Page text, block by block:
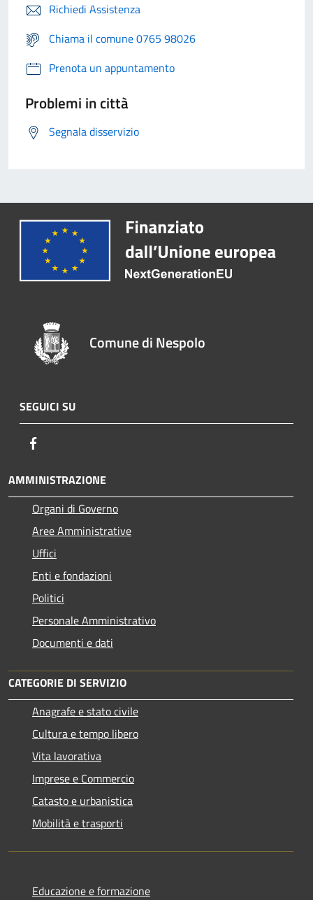
Richiedi Assistenza
Chiama il comune 0765 98026
Prenota un appuntamento
Problemi in città
Segnala disservizio
Comune di Nespolo
SEGUICI SU
AMMINISTRAZIONE
Organi di Governo
Aree Amministrative
Uffici
Enti e fondazioni
Politici
Personale Amministrativo
Documenti e dati
CATEGORIE DI SERVIZIO
Anagrafe e stato civile
Cultura e tempo libero
Vita lavorativa
Imprese e Commercio
Catasto e urbanistica
Mobilità e trasporti
Educazione e formazione